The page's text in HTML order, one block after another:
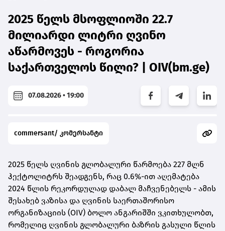
2025 წელს მსოფლიოში 22.7
მილიარდი ლიტრი ღვინო
აწარმოვეს - როგორია
საქართველოს წილი? | OIV(bm.ge)
07.08.2026 • 19:00
commersant/ კომერსანტი
2025 წელს ღვინის გლობალური წარმოება 227 მლნ
ჰექტოლიტრს შეადგენს, რაც 0.6%-ით აღემატება
2024 წლის რეკორდულად დაბალ მაჩვენებელს - ამის
შესახებ ვაზისა და ღვინის საერთაშორისო
ორგანიზაციის (OIV) ბოლო ანგარიშში ვკითხულობთ,
რომელიც ღვინის გლობალური ბაზრის გასული წლის